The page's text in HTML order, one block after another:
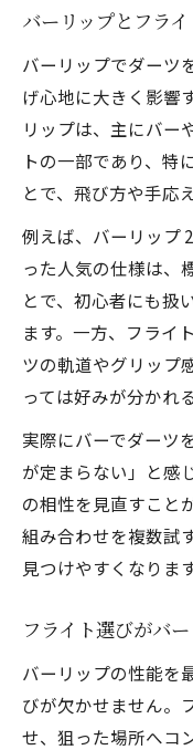
バーリップとフラ
バーリップでダーツ
げ心地に大きく影響
リップは、主にバー
トの一部であり、特
とで、飛び方や手応
例えば、バーリップ
った人気の仕様は、
とで、初心者にも扱
ます。一方、フライ
ツの軌道やグリップ
っては好みが分かれ
実際にバーでダーツ
が定まらない」と感
の相性を見直すこと
組み合わせを複数試
見つけやすくなります
フライト選びがバ
バーリップの性能を
びが欠かせません。
せ、狙った場所へコ